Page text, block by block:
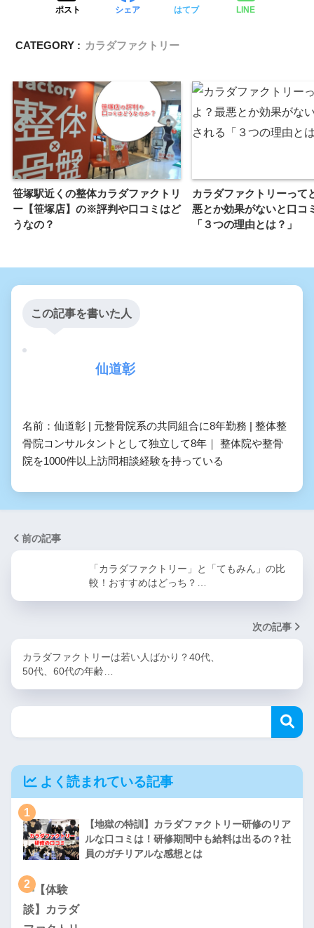
ポスト シェア はてブ LINE
CATEGORY : カラダファクトリー
笹塚駅近くの整体カラダファクトリ
ー【笹塚店】の※評判や口コミはど
うなの？
カラダファクトリーって
悪とか効果がないと口コ
「３つの理由とは？」
この記事を書いた人
仙道彰
名前：仙道彰 | 元整骨院系の共同組合に8年勤務 | 整体整
骨院コンサルタントとして独立して8年｜ 整体院や整骨
院を1000件以上訪問相談経験を持っている
前の記事
「カラダファクトリー」と「てもみん」の比
較！おすすめはどっち？…
次の記事
カラダファクトリーは若い人ばかり？40代、
50代、60代の年齢…
よく読まれている記事
1
【地獄の特訓】カラダファクトリー研修のリア
ルな口コミは！研修期間中も給料は出るの？社
員のガチリアルな感想とは
2